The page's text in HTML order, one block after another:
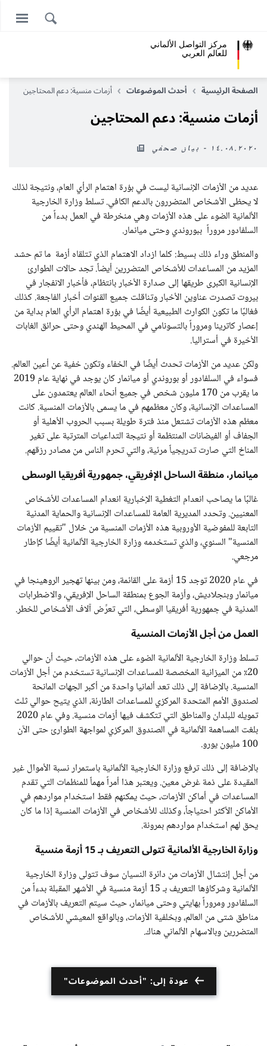
مركز التواصل الألماني
للعالم العربي
الصفحة الرئيسية أحدث الموضوعات أزمات منسية: دعم المحتاجين
أزمات منسية: دعم المحتاجين
١٤.٠٨.٢٠٢٠ - بيان صحفي
عديد من الأزمات الإنسانية ليست في بؤرة اهتمام الرأي العام، ونتيجة لذلك
لا يحظى الأشخاص المتضررون بالدعم الكافي. تسلط وزارة الخارجية
الألمانية الضوء على هذه الأزمات وهي منخرطة في العمل بدءاً من
السلفادور مروراً ببوروندي وحتى ميانمار.
والمنطق وراء ذلك بسيط: كلما ازداد الاهتمام الذي تتلقاه أزمة ما تم حشد
المزيد من المساعدات للأشخاص المتضررين أيضاً. تجد حالات الطوارئ
الإنسانية الكبرى طريقها إلى صدارة الأخبار بانتظام، فأخبار الانفجار في
بيروت تصدرت عناوين الأخبار وتناقلت جميع القنوات أخبار الفاجعة. كذلك
فغالبًا ما تكون الكوارث الطبيعية أيضًا في بؤرة اهتمام الرأي العام بداية من
إعصار كاترينا ومروراً بالتسونامي في المحيط الهندي وحتى حرائق الغابات
الأخيرة في أستراليا.
ولكن عديد من الأزمات تحدث أيضًا في الخفاء وتكون خفية عن أعين العالم.
فسواء في السلفادور أو بوروندي أو ميانمار كان يوجد في نهاية عام 2019
ما يقرب من 170 مليون شخص في جميع أنحاء العالم يعتمدون على
المساعدات الإنسانية، وكان معظمهم في ما يسمى بالأزمات المنسية. كانت
معظم هذه الأزمات تشتعل منذ فترة طويلة بسبب الحروب الأهلية أو
الجفاف أو الفيضانات المنتظمة أو نتيجة التداعيات المترتبة على تغير
المناخ التي صارت تدريجياً مرئية، والتي تحرم الناس من مصادر رزقهم.
ميانمار، منطقة الساحل الإفريقي، جمهورية أفريقيا الوسطى
غالبًا ما يصاحب انعدام التغطية الإخبارية انعدام المساعدات للأشخاص
المعنيين. وتحدد المديرية العامة للمساعدات الإنسانية والحماية المدنية
التابعة للمفوضية الأوروبية هذه الأزمات المنسية من خلال "تقييم الأزمات
المنسية" السنوي، والذي تستخدمه وزارة الخارجية الألمانية أيضًا كإطار
مرجعي.
في عام 2020 توجد 15 أزمة على القائمة، ومن بينها تهجير الروهينجا في
ميانمار وبنجلاديش، وأزمة الجوع بمنطقة الساحل الإفريقي، والاضطرابات
المدنية في جمهورية أفريقيا الوسطى، التي تعرِّض آلاف الأشخاص للخطر.
العمل من أجل الأزمات المنسية
تسلط وزارة الخارجية الألمانية الضوء على هذه الأزمات، حيث أن حوالي
20٪ من الميزانية المخصصة للمساعدات الإنسانية تستخدم من أجل الأزمات
المنسية. بالإضافة إلى ذلك تعد ألمانيا واحدة من أكبر الجهات المانحة
لصندوق الأمم المتحدة المركزي للمساعدات الطارئة، الذي يتيح حوالي ثلث
تمويله للبلدان والمناطق التي تتكشف فيها أزمات منسية. وفي عام 2020
بلغت المساهمة الألمانية في الصندوق المركزي لمواجهة الطوارئ حتى الآن
100 مليون يورو.
بالإضافة إلى ذلك ترفع وزارة الخارجية الألمانية باستمرار نسبة الأموال غير
المقيدة على ذمة غرض معين. ويعتبر هذا أمراً مهماً للمنظمات التي تقدم
المساعدات في أماكن الأزمات، حيث يمكنهم فقط استخدام مواردهم في
الأماكن الأكثر احتياجاً، وكذلك للأشخاص في الأزمات المنسية إذا ما كان
يحق لهم استخدام مواردهم بمرونة.
وزارة الخارجية الألمانية تتولى التعريف بـ 15 أزمة منسية
من أجل إنتشال الأزمات من دائرة النسيان سوف تتولى وزارة الخارجية
الألمانية وشركاؤها التعريف بـ 15 أزمة منسية في الأشهر المقبلة بدءاً من
السلفادور ومروراً بهايتي وحتى ميانمار، حيث سيتم التعريف بالأزمات في
مناطق شتى من العالم، وبخلفية الأزمات، وبالواقع المعيشي للأشخاص
المتضررين وبالاسهام الألماني هناك.
عودة إلى: "أحدث الموضوعات"